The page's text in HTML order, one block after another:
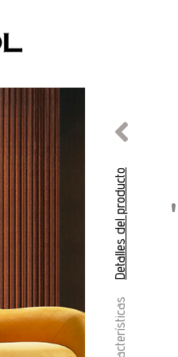
Detalles del producto
Características